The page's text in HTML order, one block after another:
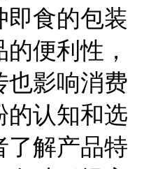
即食的包装
便利性，
也影响消费
的认知和选
了解产品特